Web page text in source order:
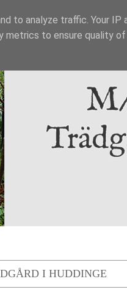
I HUDDINGE
to analyze traffic. Your IP
metrics to ensure quality